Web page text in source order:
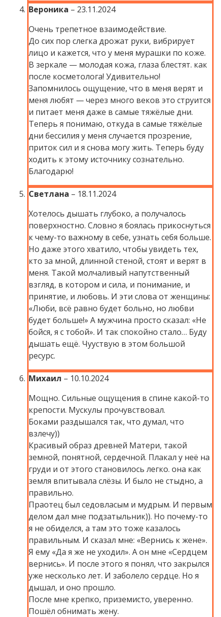
Вероника – 23.11.2024
Очень трепетное взаимодействие.
До сих пор слегка дрожат руки, вибрирует
лицо и кажется, что у меня мурашки по коже.
В зеркале — молодая кожа, глаза блестят. как
после косметолога! Удивительно!
Запомнилось ощущение, что в меня верят и
меня любят — через много веков это струится
и питает меня даже в самые тяжёлые дни.
Теперь я понимаю, откуда в самые тяжёлые
дни бессилия у меня случается прозрение,
приток сил и я снова могу жить. Теперь буду
ходить к этому источнику сознательно.
Благодарю!
Светлана – 18.11.2024
Хотелось дышать глубоко, а получалось
поверхностно. Словно я боялась прикоснуться
к чему-то важному в себе, узнать себя больше.
Но даже этого хватило, чтобы увидеть тех,
кто за мной, длинной стеной, стоят и верят в
меня. Такой молчаливый напутственный
взгляд, в котором и сила, и понимание, и
принятие, и любовь. И эти слова от женщины:
«Люби, всё равно будет больно, но любви
будет больше!» А мужчина просто сказал: «Не
бойся, я с тобой». И так спокойно стало… Буду
дышать ещё. Чууствую в этом большой
ресурс.
Михаил – 10.10.2024
Мощно. Сильные ощущения в спине какой-то
крепости. Мускулы прочувствовал.
Боками раздышался так, что думал, что
взлечу))
Красивый образ древней Матери, такой
земной, понятной, сердечной. Плакал у неё на
груди и от этого становилось легко. она как
земля впитывала слёзы. И было не стыдно, а
правильно.
Праотец был седовласым и мудрым. И первым
делом дал мне подзатыльник)). Но почему-то
я не обиделся, а там это тоже казалось
правильным. И сказал мне: «Вернись к жене».
Я ему «Да я же не уходил». А он мне «Сердцем
вернись». И после этого я понял, что закрылся
уже несколько лет. И заболело сердце. Но я
дышал, и оно прошло.
После мне крепко, приземисто, уверенно.
Пошёл обнимать жену.